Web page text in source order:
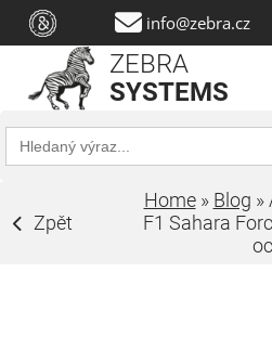
info@zebra.cz
ZEBRA
SYSTEMS
Search
for:
Zpět
Home» Blog »
F1 Sahara